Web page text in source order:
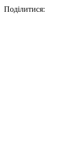
Поділитися: